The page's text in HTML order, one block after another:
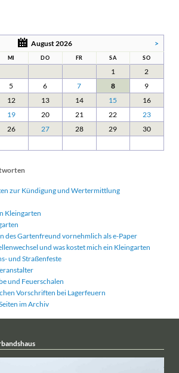
August 2026 >
MI DO FR SA SO
1
2
5 6 7 8
9
12 13 14 15
16
19 20 21 22
23
26 27 28 29
30
zur Kündigung und Wertermittlung
Kleingarten
des Gartenfreund vornehmlich als e-Paper
und was kostet mich ein Kleingarten
und Straßenfeste
und Feuerschalen
Vorschriften bei Lagerfeuern
im Archiv